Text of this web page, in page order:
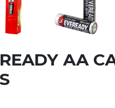
AA